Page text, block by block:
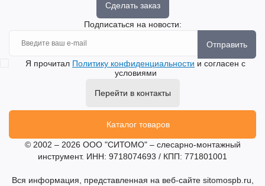
Сделать заказ
Подписаться на новости:
Отправить
Я прочитал Политику конфиденциальности и согласен с
условиями
Перейти в контакты
Каталог товаров
© 2002 – 2026 ООО "СИТОМО" – слесарно-монтажный
инструмент. ИНН: 9718074693 / КПП: 771801001
Вся информация, представленная на веб-сайте sitomospb.ru,